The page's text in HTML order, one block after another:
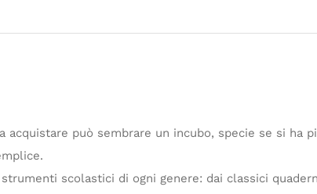
può sembrare un incubo, specie se si ha
scolastici di ogni genere: dai classici